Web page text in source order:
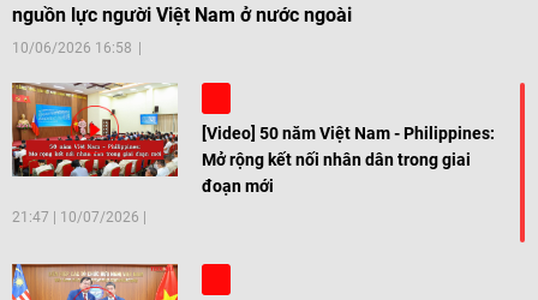
nguồn lực người Việt Nam ở nước ngoài
10/06/2026 16:58
[Video] 50 năm Việt Nam - Philippines:
Mở rộng kết nối nhân dân trong giai
đoạn mới
21:47 10/07/2026